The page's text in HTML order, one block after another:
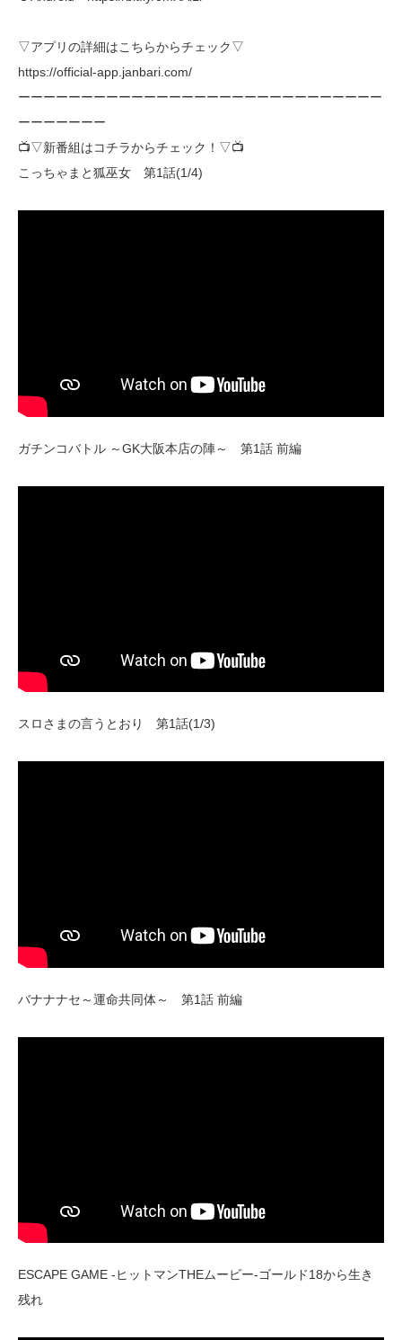
▽アプリの詳細はこちらからチェック▽
https://official-app.janbari.com/
ーーーーーーーーーーーーーーーーーーーーーーーーーーーーー
ーーーーーーー
📺▽新番組はコチラからチェック！▽📺
こっちゃまと狐巫女 第1話(1/4)
ガチンコバトル ～GK大阪本店の陣～ 第1話 前編
スロさまの言うとおり 第1話(1/3)
バナナナセ～運命共同体～ 第1話 前編
ESCAPE GAME -ヒットマンTHEムービー-ゴールド18から生き
残れ